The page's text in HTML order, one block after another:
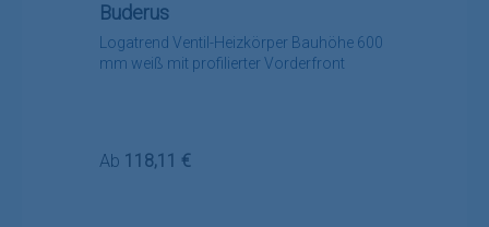
Logatrend Ventil-Heizkörper Bauhöhe 600
mm weiß mit profilierter Vorderfront
Buderus
Regulärer Preis:
Ab 118,11 €